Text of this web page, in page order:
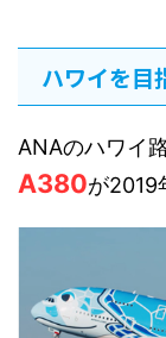
ハワイを目
ANAのハワイ
A380が2019